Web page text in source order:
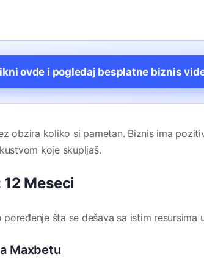
ovde i pogledaj besplatne biznis
obzira koliko si pametan. Biznis ima
koje skupljaš.
Meseci
šta se dešava sa istim resursima
Maxbetu